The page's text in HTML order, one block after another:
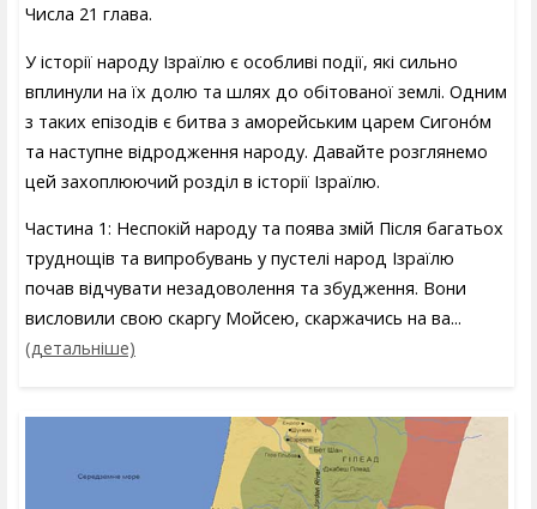
Числа 21 глава.
У історії народу Ізраїлю є особливі події, які сильно
вплинули на їх долю та шлях до обітованої землі. Одним
з таких епізодів є битва з аморейським царем Сигоно́м
та наступне відродження народу. Давайте розглянемо
цей захоплюючий розділ в історії Ізраїлю.
Частина 1: Неспокій народу та поява змій Після багатьох
труднощів та випробувань у пустелі народ Ізраїлю
почав відчувати незадоволення та збудження. Вони
висловили свою скаргу Мойсею, скаржачись на ва...
(детальніше)